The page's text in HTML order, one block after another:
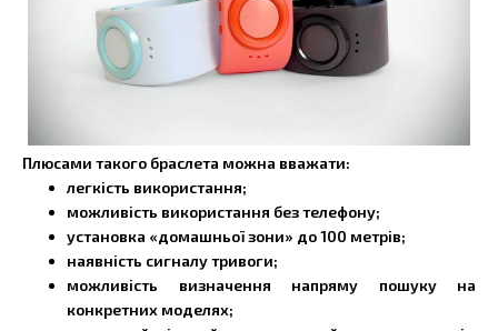
Плюсами такого браслета можна вважати:
легкість використання;
можливість використання без телефону;
установка «домашньої зони» до 100 метрів;
наявність сигналу тривоги;
можливість визначення напряму пошуку на
конкретних моделях;